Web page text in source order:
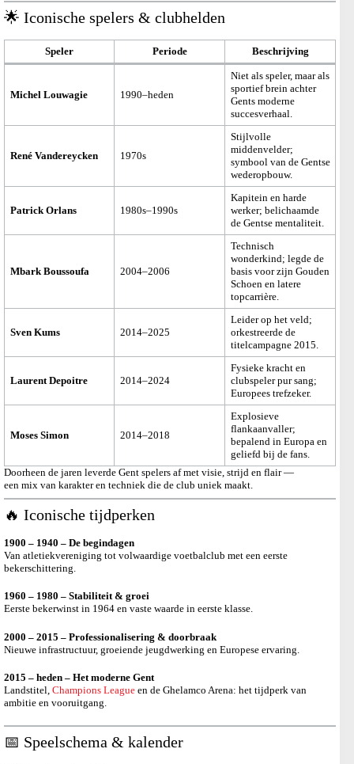
🌟 Iconische spelers & clubhelden
Speler Periode Beschrijving
Michel Louwagie 1990–heden
Niet als speler, maar als
sportief brein achter
Gents moderne
succesverhaal.
René Vandereycken 1970s
Stijlvolle
middenvelder;
symbool van de Gentse
wederopbouw.
Patrick Orlans 1980s–1990s
Kapitein en harde
werker; belichaamde
de Gentse mentaliteit.
Mbark Boussoufa 2004–2006
Technisch
wonderkind; legde de
basis voor zijn Gouden
Schoen en latere
topcarrière.
Sven Kums 2014–2025
Leider op het veld;
orkestreerde de
titelcampagne 2015.
Laurent Depoitre 2014–2024
Fysieke kracht en
clubspeler pur sang;
Europees trefzeker.
Moses Simon 2014–2018
Explosieve
flankaanvaller;
bepalend in Europa en
geliefd bij de fans.
Doorheen de jaren leverde Gent spelers af met visie, strijd en flair —
een mix van karakter en techniek die de club uniek maakt.
🔥 Iconische tijdperken
1900 – 1940 – De begindagen
Van atletiekvereniging tot volwaardige voetbalclub met een eerste
bekerschittering.
1960 – 1980 – Stabiliteit & groei
Eerste bekerwinst in 1964 en vaste waarde in eerste klasse.
2000 – 2015 – Professionalisering & doorbraak
Nieuwe infrastructuur, groeiende jeugdwerking en Europese ervaring.
2015 – heden – Het moderne Gent
Landstitel, Champions League en de Ghelamco Arena: het tijdperk van
ambitie en vooruitgang.
📅 Speelschema & kalender